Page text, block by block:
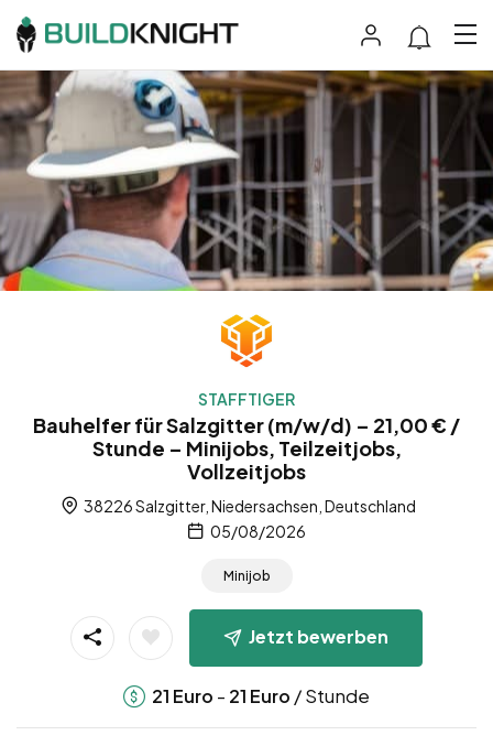
STAFFTIGER
Bauhelfer für Salzgitter (m/w/d) – 21,00 € /
Stunde – Minijobs, Teilzeitjobs,
Vollzeitjobs
38226 Salzgitter, Niedersachsen, Deutschland
05/08/2026
Minijob
Jetzt bewerben
21 Euro - 21 Euro / Stunde